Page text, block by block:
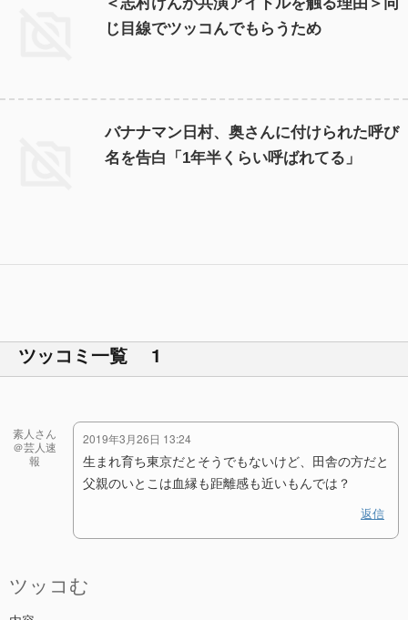
じ目線でツッコんでもらうため
バナナマン日村、奥さんに付けられた呼び
名を告白「1年半くらい呼ばれてる」
ツッコミ一覧 1
素人さん
＠芸人速
報
2019年3月26日 13:24
生まれ育ち東京だとそうでもないけど、田舎の方だと
父親のいとこは血縁も距離感も近いもんでは？
返信
ツッコむ